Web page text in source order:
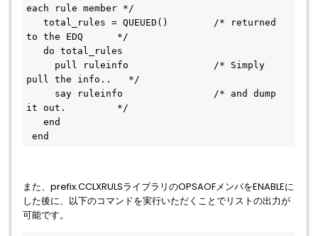
each rule member */
total_rules = QUEUED()        /* returned
to the EDQ      */
do total_rules
pull ruleinfo               /* Simply
pull the info..   */
say ruleinfo                /* and dump
it out.         */
end
end
また、prefix.CCLXRULSライブラリのOPSAOFメンバをENABLEに
した後に、以下のコマンドを実行いただくことでリストの出力が
可能です。